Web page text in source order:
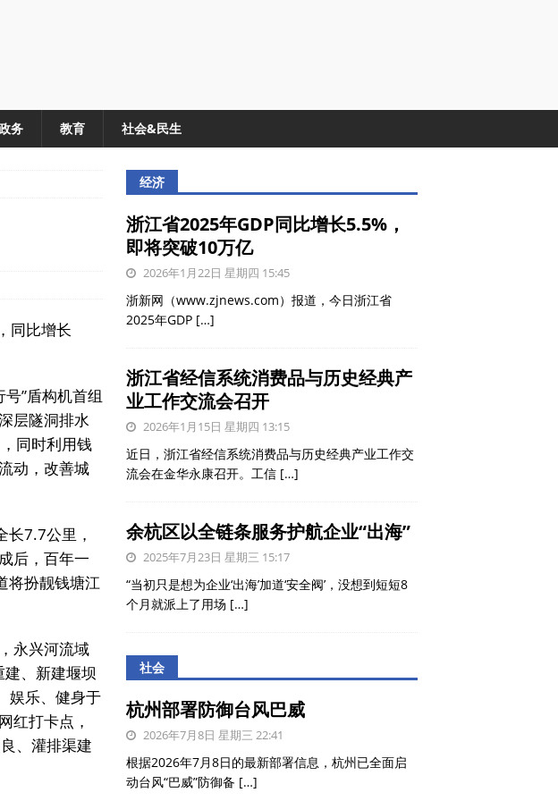
务 教育 社会&民生
同比增长
”盾构机首组
层隧洞排水
同时利用钱
动，改善城
长7.7公里，
后，百年一
将扮靓钱塘江
永兴河流域
、新建堰坝
娱乐、健身于
红打卡点，
、灌排渠建
经济
浙江省2025年GDP同比增长5.5%，
即将突破10万亿
2026年1月22日 星期四 15:45
浙新网（www.zjnews.com）报道，今日浙江省
2025年GDP […]
浙江省经信系统消费品与历史经典产
业工作交流会召开
2026年1月15日 星期四 13:15
近日，浙江省经信系统消费品与历史经典产业工作交
流会在金华永康召开。工信 […]
余杭区以全链条服务护航企业“出海”
2025年7月23日 星期三 15:17
“当初只是想为企业‘出海’加道‘安全阀’，没想到短短8
个月就派上了用场 […]
社会
杭州部署防御台风巴威
2026年7月8日 星期三 22:41
根据2026年7月8日的最新部署信息，杭州已全面启
动台风“巴威”防御备 […]